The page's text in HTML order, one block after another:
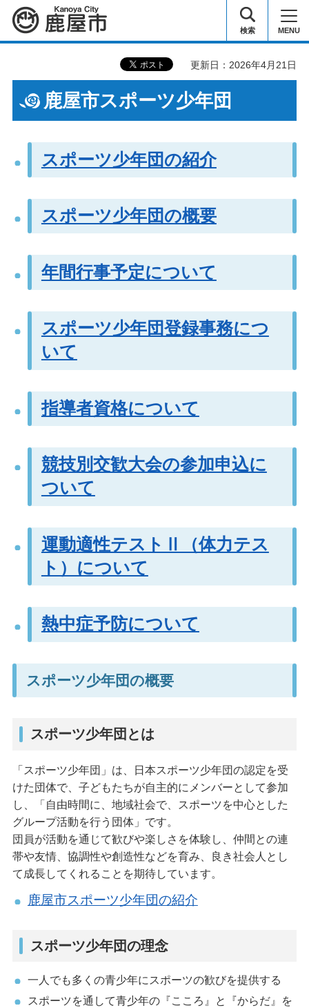
鹿屋市 検索 MENU
更新日：2026年4月21日
鹿屋市スポーツ少年団
スポーツ少年団の紹介
スポーツ少年団の概要
年間行事予定について
スポーツ少年団登録事務につ
いて
指導者資格について
競技別交歓大会の参加申込に
ついて
運動適性テストⅡ（体力テス
ト）について
熱中症予防について
スポーツ少年団の概要
スポーツ少年団とは
「スポーツ少年団」は、日本スポーツ少年団の認定を受
けた団体で、子どもたちが自主的にメンバーとして参加
し、「自由時間に、地域社会で、スポーツを中心とした
グループ活動を行う団体」です。
団員が活動を通じて歓びや楽しさを体験し、仲間との連
帯や友情、協調性や創造性などを育み、良き社会人とし
て成長してくれることを期待しています。
鹿屋市スポーツ少年団の紹介
スポーツ少年団の理念
一人でも多くの青少年にスポーツの歓びを提供する
スポーツを通して青少年の『こころ』と『からだ』を